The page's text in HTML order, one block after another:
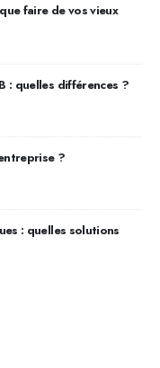
faire de vos vieux
: quelles différences ?
?
: quelles solutions